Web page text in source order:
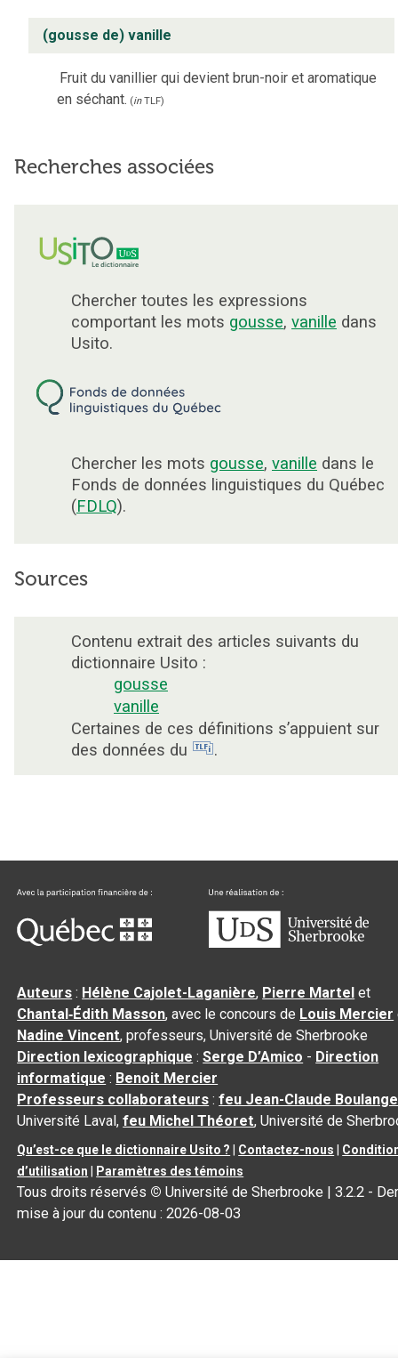
(gousse de) vanille
Fruit du vanillier qui devient brun-noir et aromatique
en séchant. (inTLF)
Recherches associées
Chercher toutes les expressions
comportant les mots gousse, vanille dans
Usito.
Chercher les mots gousse, vanille dans le
Fonds de données linguistiques du Québec
(FDLQ).
Sources
Contenu extrait des articles suivants du
dictionnaire Usito :
gousse
vanille
Certaines de ces définitions s’appuient sur
des données du
.
Auteurs : Hélène Cajolet-Laganière, Pierre Martel et
Chantal‑Édith Masson, avec le concours de Louis Mercier
Nadine Vincent, professeurs, Université de Sherbrooke
Direction lexicographique :Serge D’Amico - Direction
informatique : Benoit Mercier
Professeurs collaborateurs :feu Jean-Claude
Université Laval,feu Michel Théoret, Université de
Qu’est-ce que le dictionnaire Usito ? Contactez-nous
d’utilisation
Paramètres des témoins
Tous droits réservés © Université de Sherbrooke |3.2.2 -
mise à jour du contenu :2026-08-03